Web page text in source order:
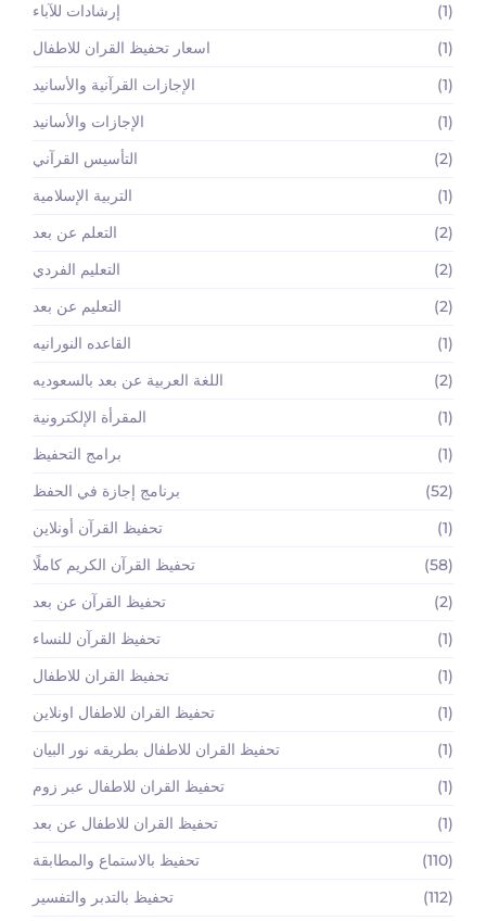
إرشادات للآباء
(1)
اسعار تحفيظ القران للاطفال
(1)
الإجازات القرآنية والأسانيد
(1)
الإجازات والأسانيد
(1)
التأسيس القرآني
(2)
التربية الإسلامية
(1)
التعلم عن بعد
(2)
التعليم الفردي
(2)
التعليم عن بعد
(2)
القاعده النورانيه
(1)
اللغة العربية عن بعد بالسعوديه
(2)
المقرأة الإلكترونية
(1)
برامج التحفيظ
(1)
برنامج إجازة في الحفظ
(52)
تحفيظ القرآن أونلاين
(1)
تحفيظ القرآن الكريم كاملًا
(58)
تحفيظ القرآن عن بعد
(2)
تحفيظ القرآن للنساء
(1)
تحفيظ القران للاطفال
(1)
تحفيظ القران للاطفال اونلاين
(1)
تحفيظ القران للاطفال بطريقه نور البيان
(1)
تحفيظ القران للاطفال عبر زوم
(1)
تحفيظ القران للاطفال عن بعد
(1)
تحفيظ بالاستماع والمطابقة
(110)
تحفيظ بالتدبر والتفسير
(112)